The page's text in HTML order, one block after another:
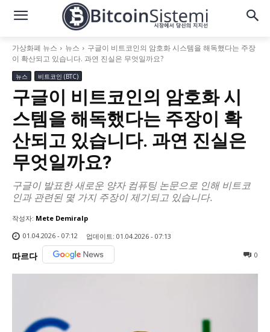
가상화폐 뉴스 뉴스
구글이 비트코인의 암호화 시스템을 해독했다는 주장
이 확산되고 있습니다. 과연 진실은 무엇일까요?
뉴스 비트코인 (BTC)
구글이 비트코인의 암호화 시
스템을 해독했다는 주장이 확
산되고 있습니다. 과연 진실은
무엇일까요?
구글이 발표한 새로운 양자 컴퓨팅 논문으로 인해 비트코
인과 관련된 몇 가지 주장이 제기되고 있습니다.
작성자: Mete Demiralp
01.04.2026 - 07:12
업데이트: 01.04.2026 - 07:13
따르다 0